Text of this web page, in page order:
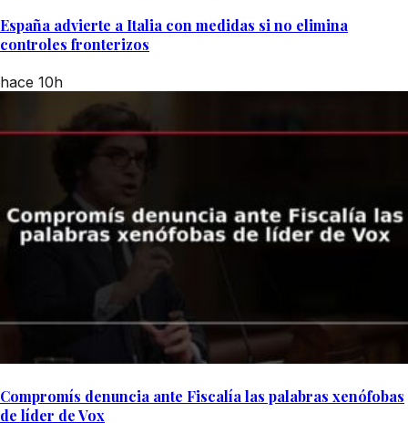
España advierte a Italia con medidas si no elimina
controles fronterizos
hace 10h
Compromís denuncia ante Fiscalía las palabras xenófobas
de líder de Vox